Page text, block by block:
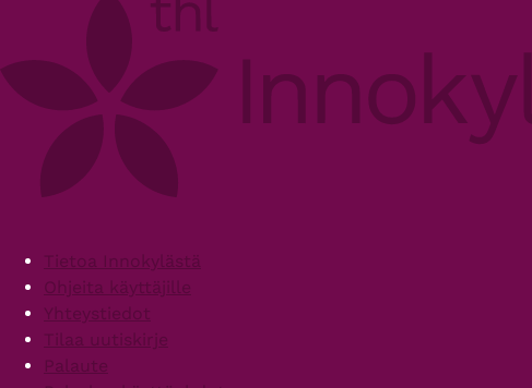
FooterTietoa Innokylästä
Ohjeita käyttäjille
Yhteystiedot
Tilaa uutiskirje
Palaute